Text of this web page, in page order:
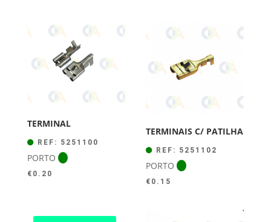
TERMINAL
REF: 5251100
PORTO
€ 0.20
TERMINAIS C/ PATILHA
REF: 5251102
PORTO
€ 0.15